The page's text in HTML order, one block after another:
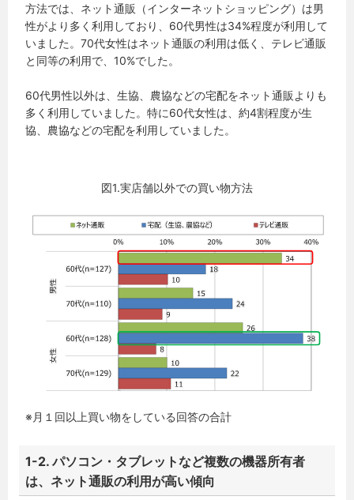
方法では、ネット通販（インターネットショッピング）は男
性がより多く利用しており、60代男性は34%程度が利用して
いました。70代女性はネット通販の利用は低く、テレビ通販
と同等の利用で、10%でした。
60代男性以外は、生協、農協などの宅配をネット通販よりも
多く利用していました。特に60代女性は、約4割程度が生
協、農協などの宅配を利用していました。
図1.実店舗以外での買い物方法
※月１回以上買い物をしている回答の合計
1-2. パソコン・タブレットなど複数の機器所有者
は、ネット通販の利用が高い傾向